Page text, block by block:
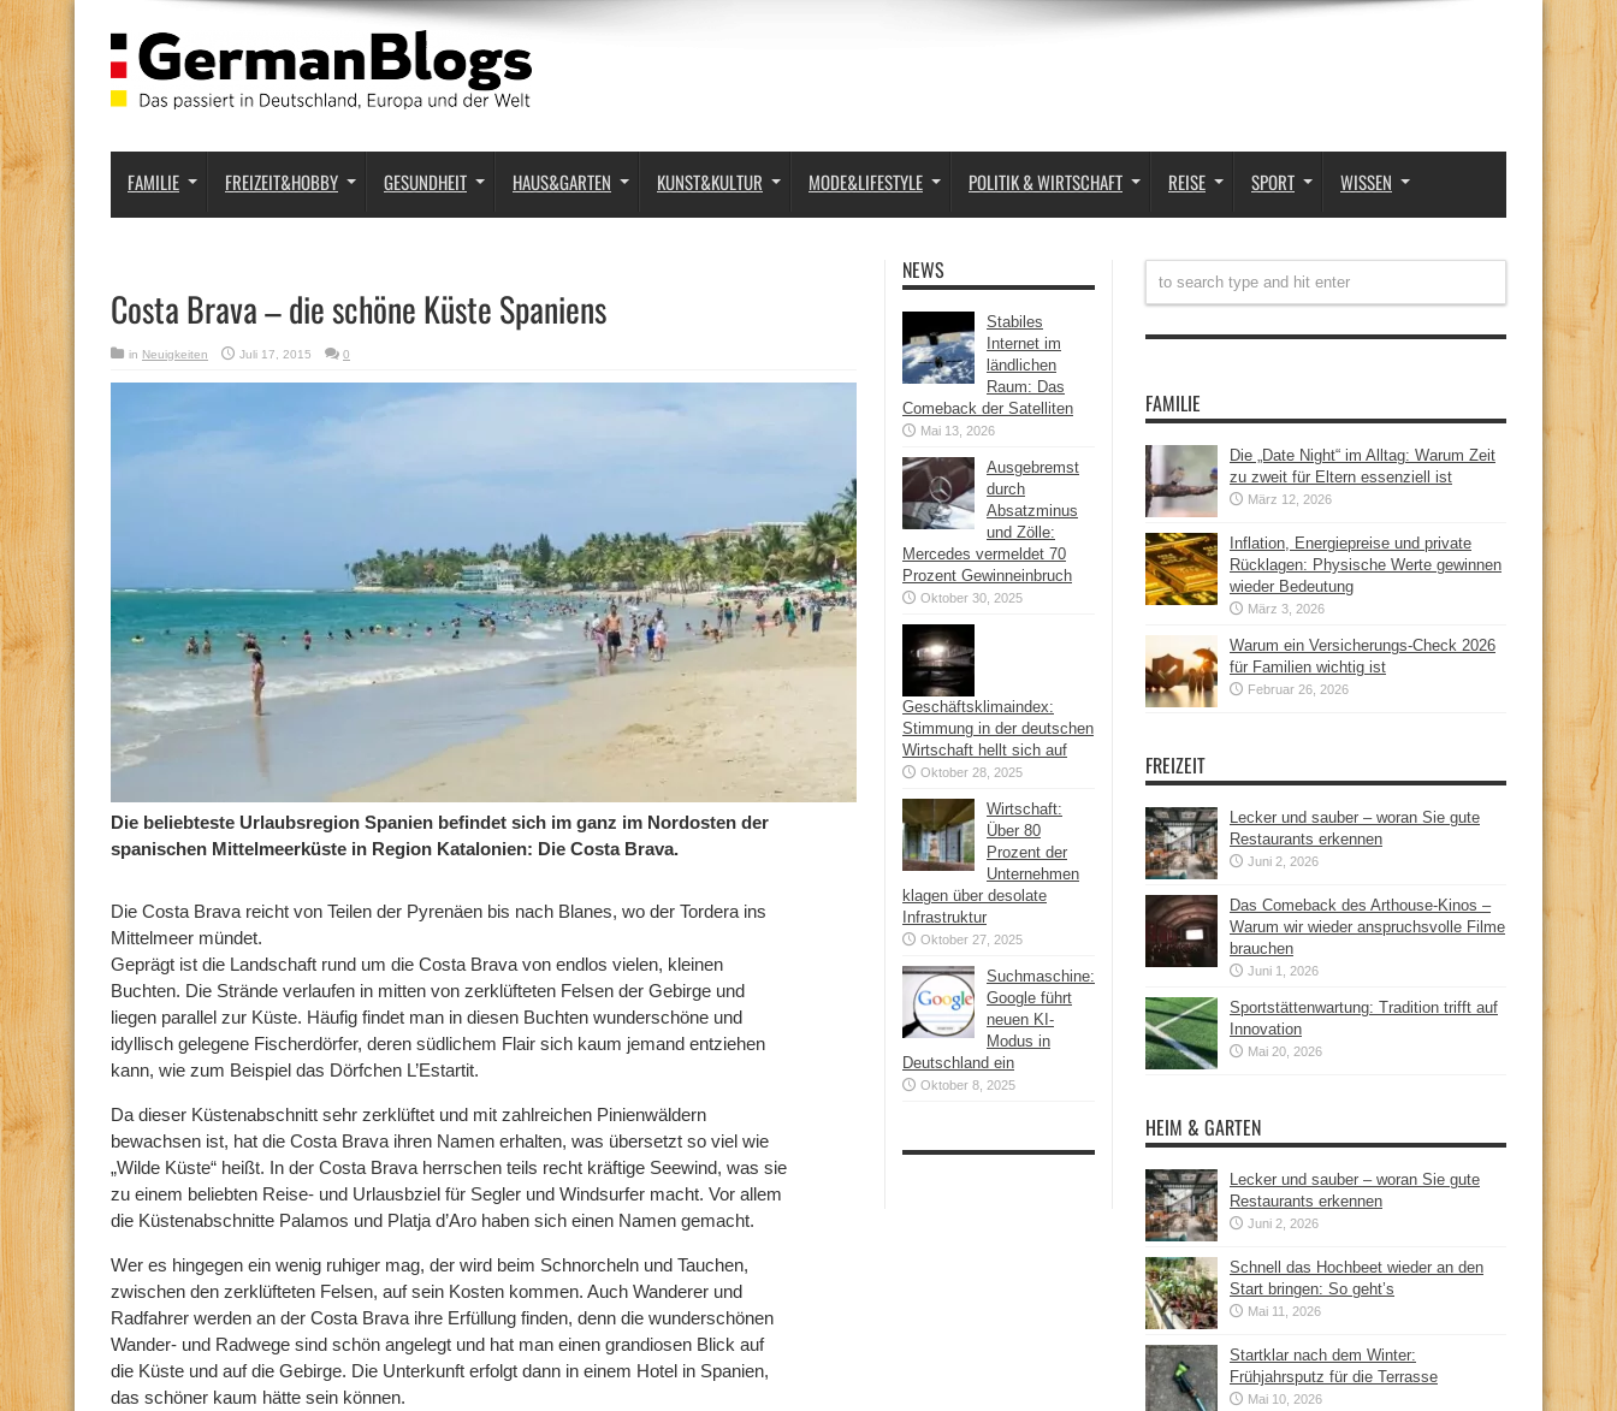
FAMILIE FREIZEIT&HOBBY GESUNDHEIT HAUS&GARTEN KUNST&KULTUR MODE&LIFESTYLE POLITIK & WIRTSCHAFT REISE SPORT WISSEN
Costa Brava – die schöne Küste Spaniens
in Neuigkeiten Juli 17, 2015 0
Die beliebteste Urlaubsregion Spanien befindet sich im ganz im Nordosten der
spanischen Mittelmeerküste in Region Katalonien: Die Costa Brava.
Die Costa Brava reicht von Teilen der Pyrenäen bis nach Blanes, wo der Tordera ins
Mittelmeer mündet.
Geprägt ist die Landschaft rund um die Costa Brava von endlos vielen, kleinen
Buchten. Die Strände verlaufen in mitten von zerklüfteten Felsen der Gebirge und
liegen parallel zur Küste. Häufig findet man in diesen Buchten wunderschöne und
idyllisch gelegene Fischerdörfer, deren südlichem Flair sich kaum jemand entziehen
kann, wie zum Beispiel das Dörfchen L’Estartit.
Da dieser Küstenabschnitt sehr zerklüftet und mit zahlreichen Pinienwäldern
bewachsen ist, hat die Costa Brava ihren Namen erhalten, was übersetzt so viel wie
„Wilde Küste“ heißt. In der Costa Brava herrschen teils recht kräftige Seewind, was sie
zu einem beliebten Reise- und Urlausbziel für Segler und Windsurfer macht. Vor allem
die Küstenabschnitte Palamos und Platja d’Aro haben sich einen Namen gemacht.
Wer es hingegen ein wenig ruhiger mag, der wird beim Schnorcheln und Tauchen,
zwischen den zerklüfteten Felsen, auf sein Kosten kommen. Auch Wanderer und
Radfahrer werden an der Costa Brava ihre Erfüllung finden, denn die wunderschönen
Wander- und Radwege sind schön angelegt und hat man einen grandiosen Blick auf
die Küste und auf die Gebirge. Die Unterkunft erfolgt dann in einem Hotel in Spanien,
das schöner kaum hätte sein können.
NEWS
Stabiles
Internet im
ländlichen
Raum: Das
Comeback der Satelliten
Mai 13, 2026
Ausgebremst
durch
Absatzminus
und Zölle:
Mercedes vermeldet 70
Prozent Gewinneinbruch
Oktober 30, 2025
Geschäftsklimaindex:
Stimmung in der deutschen
Wirtschaft hellt sich auf
Oktober 28, 2025
Wirtschaft:
Über 80
Prozent der
Unternehmen
klagen über desolate
Infrastruktur
Oktober 27, 2025
Suchmaschine:
Google führt
neuen KI-
Modus in
Deutschland ein
Oktober 8, 2025
FAMILIE
Die „Date Night“ im Alltag: Warum Zeit
zu zweit für Eltern essenziell ist
März 12, 2026
Inflation, Energiepreise und private
Rücklagen: Physische Werte gewinnen
wieder Bedeutung
März 3, 2026
Warum ein Versicherungs-Check 2026
für Familien wichtig ist
Februar 26, 2026
FREIZEIT
Lecker und sauber – woran Sie gute
Restaurants erkennen
Juni 2, 2026
Das Comeback des Arthouse-Kinos –
Warum wir wieder anspruchsvolle Filme
brauchen
Juni 1, 2026
Sportstättenwartung: Tradition trifft auf
Innovation
Mai 20, 2026
HEIM & GARTEN
Lecker und sauber – woran Sie gute
Restaurants erkennen
Juni 2, 2026
Schnell das Hochbeet wieder an den
Start bringen: So geht’s
Mai 11, 2026
Startklar nach dem Winter:
Frühjahrsputz für die Terrasse
Mai 10, 2026